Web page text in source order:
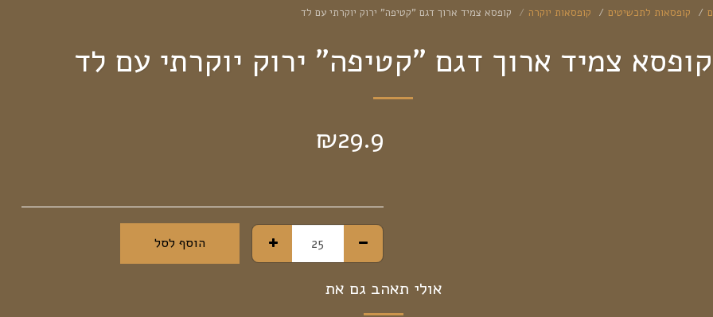
קופסאות לתכשיטים קופסאות יוקרה קופסא צמיד ארוך דגם "קטיפה" ירוק יוקרתי עם לד
קופסא צמיד ארוך דגם "קטיפה" ירוק יוקרתי עם לד
₪29.9
הוסף לסל
אולי תאהב גם את